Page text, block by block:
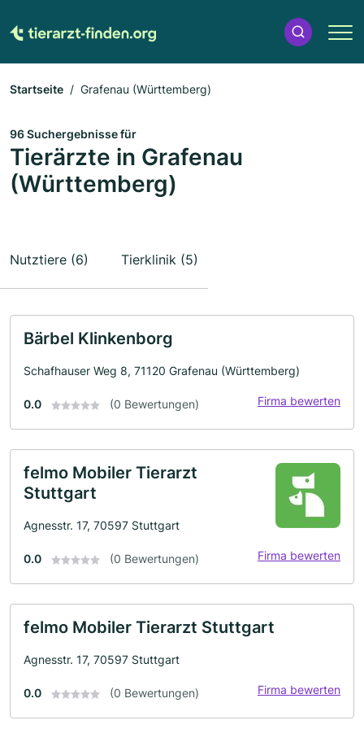
Startseite Grafenau (Württemberg)
96 Suchergebnisse für
Tierärzte in Grafenau
(Württemberg)
Nutztiere (6) Tierklinik (5)
Bärbel Klinkenborg
Schafhauser Weg 8, 71120 Grafenau (Württemberg)
0.0 (0 Bewertungen) Firma bewerten
felmo Mobiler Tierarzt
Stuttgart
Agnesstr. 17, 70597 Stuttgart
0.0 (0 Bewertungen) Firma bewerten
felmo Mobiler Tierarzt Stuttgart
Agnesstr. 17, 70597 Stuttgart
0.0 (0 Bewertungen) Firma bewerten